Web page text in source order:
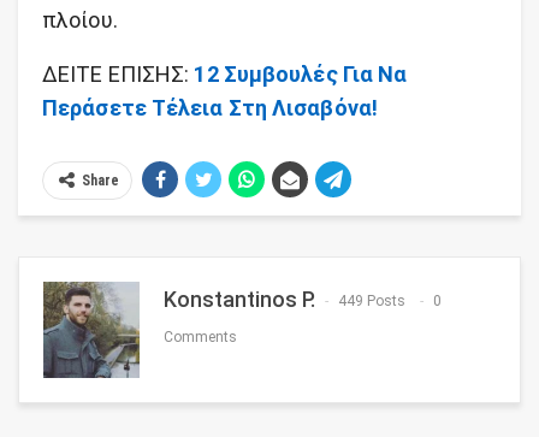
πλοίου.
ΔΕΙΤΕ ΕΠΙΣΗΣ: 12 Συμβουλές Για Να
Περάσετε Τέλεια Στη Λισαβόνα!
Share
Konstantinos P. 449 Posts 0
Comments